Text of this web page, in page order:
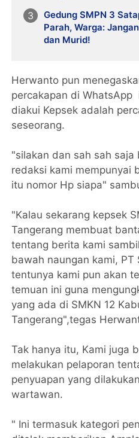
Gedung SMPN 3
Parah, Warga:
dan Murid!
Herwanto pun
percakapan di WhatsApp
diakui Kepsek adalah
seseorang.
"silakan dan sah sah
redaksi kami mempunyai
itu nomor Hp siapa"
"Kalau sekarang kepsek
Tangerang membuat
tentang berita kami
bawah naungan kami, PT
tentunya kami pun akan
temuan ini guna
yang ada di SMKN 12
Tangerang",tegas
Tak hanya itu, Kami juga
melakukan pelaporan
penyuapan yang
wartawan.
" Ini termasuk kategori